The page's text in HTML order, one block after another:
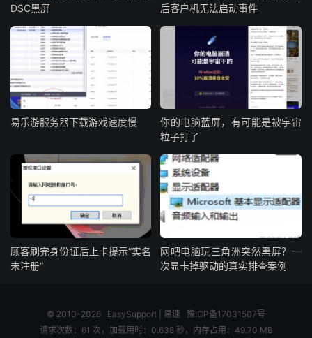
DSC黑屏
后客户机无法启动事件
易乐游服务器下载游戏速度慢
你的电脑蓝屏，有可能是被宇宙
粒子打了
顾客刷完身份证后上卡提示“实名
未注册”
网吧电脑玩三角洲突然黑屏？一
次显卡掉驱动的真实排查案例
© 2010-2026 EasySupport | 易速
豫ICP备17031507号
请求次数：61 次，加载用时：0.638 秒，内存占用：49.70 MB